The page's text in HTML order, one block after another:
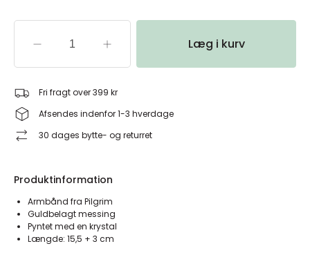
Læg i kurv
Fri fragt over 399 kr
Afsendes indenfor 1-3 hverdage
30 dages bytte- og returret
Produktinformation
Armbånd fra Pilgrim
Guldbelagt messing
Pyntet med en krystal
Længde: 15,5 + 3 cm